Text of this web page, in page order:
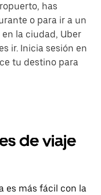
has
o para ir a un
la ciudad, Uber
ir. Inicia sesión en
tu destino para
de viaje
es más fácil con la